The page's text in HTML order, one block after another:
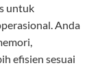
untuk
Anda
efisien sesuai